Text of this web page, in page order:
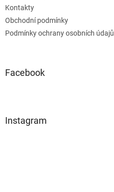
Kontakty
Obchodní podmínky
Podmínky ochrany osobních údajů
Facebook
Instagram